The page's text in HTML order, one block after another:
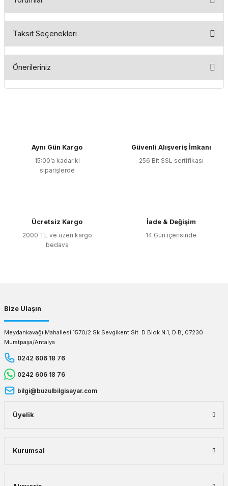
Taksit Seçenekleri
Önerileriniz
Ürün resmi kalitesiz, bozuk veya görüntülenemiyor.
Ürün açıklamasında eksik bilgiler bulunuyor.
Ürün bilgilerinde hatalar bulunuyor.
Aynı Gün Kargo
15:00’a kadar ki
siparişlerde
Güvenli Alışveriş İmkanı
256 Bit SSL sertifikası
Ücretsiz Kargo
2000 TL ve üzeri kargo
bedava
İade & Değişim
14 Gün içerisinde
Bize Ulaşın
Meydankavağı Mahallesi 1570/2 Sk Sevgikent Sit. D Blok N:1, D:B, 07230
Muratpaşa/Antalya
0242 606 18 76
0242 606 18 76
bilgi@buzulbilgisayar.com
Üyelik
Kurumsal